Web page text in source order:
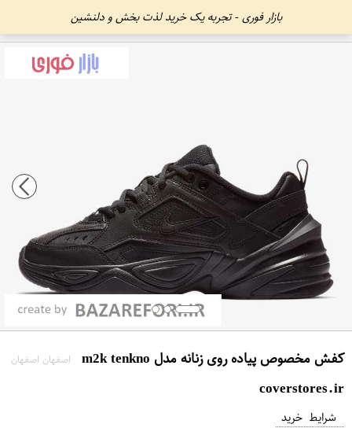
بازار فوری - تجربه یک خرید لذت بخش و دلنشین
کفش مخصوص پیاده روی زنانه مدل m2k tenkno اصفهان اصفهان
coverstores.ir
شرایط خرید